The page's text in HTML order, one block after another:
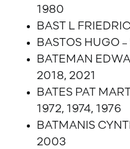
1980
BAST L
BASTOS HUGO –
BATEMAN
2018, 2021
BATES PAT
1972, 1974, 1976
BATMANIS
2003